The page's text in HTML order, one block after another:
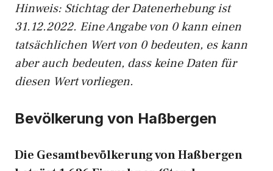
Hinweis: Stichtag der Datenerhebung ist
31.12.2022. Eine Angabe von 0 kann einen
tatsächlichen Wert von 0 bedeuten, es kann
aber auch bedeuten, dass keine Daten für
diesen Wert vorliegen.
Bevölkerung von Haßbergen
Die Gesamtbevölkerung von Haßbergen